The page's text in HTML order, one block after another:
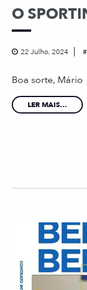
O
22 Julho, 2024
Boa sorte, Mário
LER MAIS...